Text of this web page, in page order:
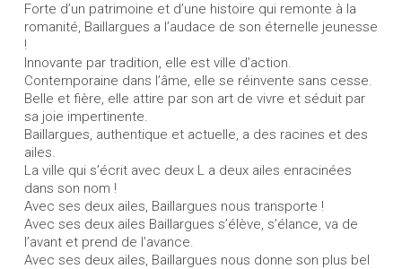
Forte d’un patrimoine et d’une histoire qui remonte à la
romanité, Baillargues a l’audace de son éternelle jeunesse
!
Innovante par tradition, elle est ville d’action.
Contemporaine dans l’âme, elle se réinvente sans cesse.
Belle et fière, elle attire par son art de vivre et séduit par
sa joie impertinente.
Baillargues, authentique et actuelle, a des racines et des
ailes.
La ville qui s’écrit avec deux L a deux ailes enracinées
dans son nom !
Avec ses deux ailes, Baillargues nous transporte !
Avec ses deux ailes Baillargues s’élève, s’élance, va de
l’avant et prend de l’avance.
Avec ses deux ailes, Baillargues nous donne son plus bel